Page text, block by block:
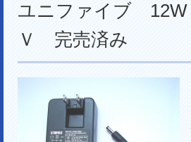
ユニファイブ
Ｖ 完売済み